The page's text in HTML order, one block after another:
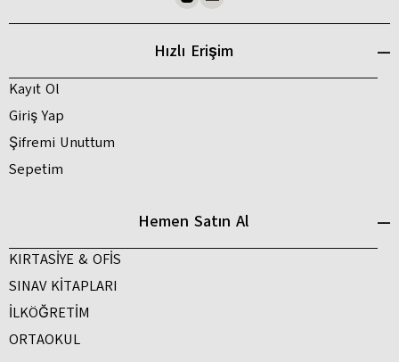
Hızlı Erişim
Kayıt Ol
Giriş Yap
Şifremi Unuttum
Sepetim
Hemen Satın Al
KIRTASİYE & OFİS
SINAV KİTAPLARI
İLKÖĞRETİM
ORTAOKUL